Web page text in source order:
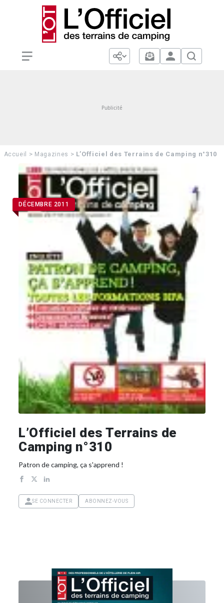
Accueil > Magazines > L’Officiel des Terrains de Camping n°310
DÉCEMBRE 2011
L’Officiel des Terrains de
Camping n°310
Patron de camping, ça s'apprend !
SE CONNECTER ABONNEZ-VOUS